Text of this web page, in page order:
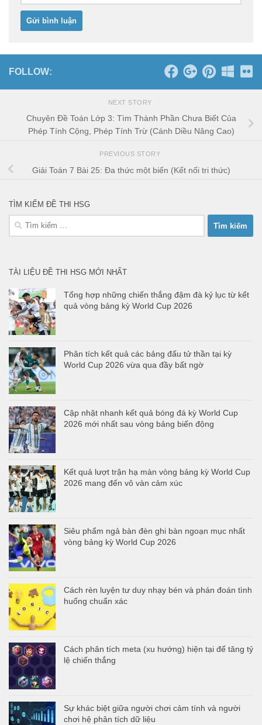
FOLLOW:
NEXT STORY
Chuyên Đề Toán Lớp 3: Tìm Thành Phần Chưa Biết Của
Phép Tính Cộng, Phép Tính Trừ (Cánh Diều Nâng Cao)
PREVIOUS STORY
Giải Toán 7 Bài 25: Đa thức một biến (Kết nối tri thức)
TÌM KIẾM ĐỀ THI HSG
Tìm
kiếm
TÀI LIỆU ĐỀ THI HSG MỚI NHẤT
Tổng hợp những chiến thắng đậm đà kỷ lục từ kết
quả vòng bảng kỳ World Cup 2026
Phân tích kết quả các bảng đấu tử thần tại kỳ
World Cup 2026 vừa qua đầy bất ngờ
Cập nhật nhanh kết quả bóng đá kỳ World Cup
2026 mới nhất sau vòng bảng biến động
Kết quả lượt trận hạ màn vòng bảng kỳ World Cup
2026 mang đến vô vàn cảm xúc
Siêu phẩm ngả bàn đèn ghi bàn ngoạn mục nhất
vòng bảng kỳ World Cup 2026
Cách rèn luyện tư duy nhạy bén và phán đoán tình
huống chuẩn xác
Cách phân tích meta (xu hướng) hiện tại để tăng tỷ
lệ chiến thắng
Sự khác biệt giữa người chơi cảm tính và người
chơi hệ phân tích dữ liệu